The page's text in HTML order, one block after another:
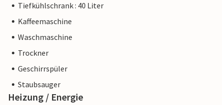
Tiefkühlschrank : 40 Liter
Kaffeemaschine
Waschmaschine
Trockner
Geschirrspüler
Staubsauger
Heizung / Energie